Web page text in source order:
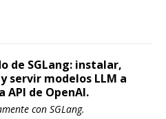
de SGLang: instalar,
servir modelos LLM a
API de OpenAI.
con SGLang.